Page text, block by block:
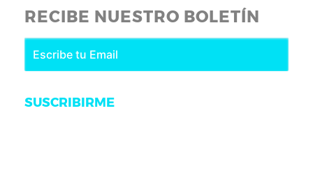
RECIBE NUESTRO BOLETÍN
SUSCRIBIRME